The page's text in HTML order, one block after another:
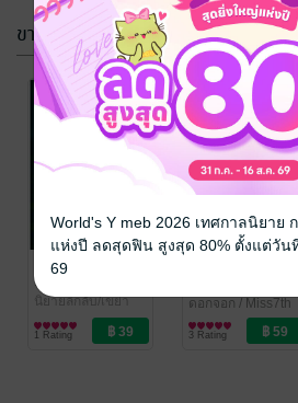
ขายดี
ผีน้ำ
ดอกจอก
นิยายลึกลับ/เขย่า
ขวัญ
1 Rating
ดอกจอก / Miss7th
นิยายรักจีนโบราณ
3 Rating
World's Y meb 2026 เทศกาลนิยาย
แห่งปี ลดสุดฟิน สูงสุด 80% ตั้งแต่วัน
69